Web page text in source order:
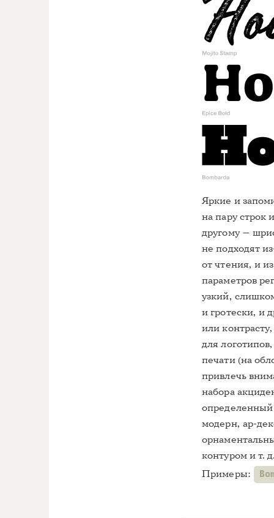
Яркие и
на пару строк
другому —
не подходят
от чтения, и
параметров
узкий,
и гротески, и
или
для
печати (на
привлечь
набора
определенный
модерн, ар-
контуром и т.
Примеры: